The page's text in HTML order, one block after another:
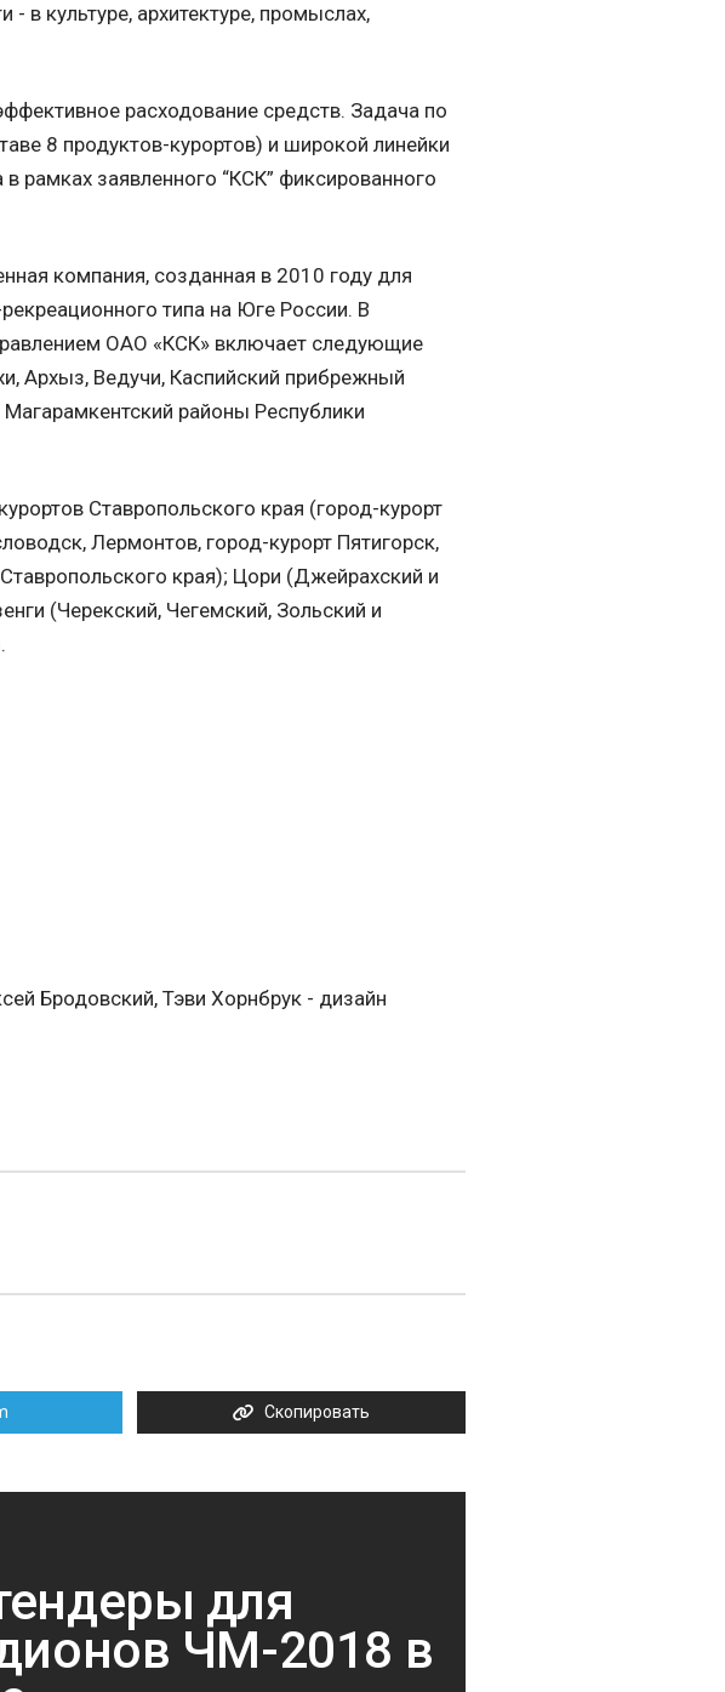
в культуре, архитектуре, промыслах,
расходование средств. Задача по
8 продуктов-курортов) и широкой линейки
рамках заявленного “КСК” фиксированного
компания, созданная в 2010 году для
типа на Юге России. В
ОАО «КСК» включает следующие
Архыз, Ведучи, Каспийский прибрежный
Магарамкентский районы Республики
Ставропольского края (город-курорт
Лермонтов, город-курорт Пятигорск,
края); Цори (Джейрахский и
(Черекский, Чегемский, Зольский и
Бродовский, Тэви Хорнбрук - дизайн
Скопировать
для
ЧМ-2018 в